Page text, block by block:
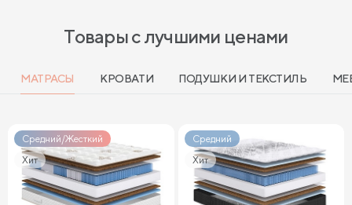
Товары с лучшими ценами
МАТРАСЫ КРОВАТИ ПОДУШКИ И ТЕКСТИЛЬ
Средний/Жесткий
Хит
Средний
Хит